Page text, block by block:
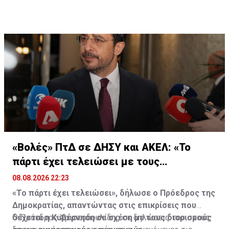
«Βολές» ΠτΔ σε ΔΗΣΥ και ΑΚΕΛ: «Το
πάρτι έχει τελειώσει με τους
διορισμούς»
08.08.2026 22:23
«Το πάρτι έχει τελειώσει», δήλωσε ο Πρόεδρος της
Δημοκρατίας, απαντώντας στις επικρίσεις που
δέχεται η Κυβέρνηση σε σχέση με τους διορισμούς
Ο Πρόεδρος Χριστοδουλίδης σε δηλώσεις του στους